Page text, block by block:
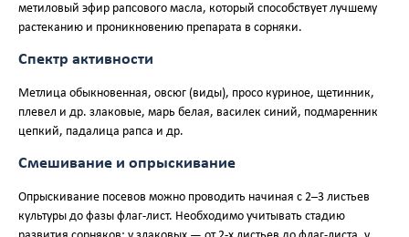
метиловый эфир рапсового масла, который способствует лучшему
растеканию и проникновению препарата в сорняки.
Спектр активности
Метлица обыкновенная, овсюг (виды), просо куриное, щетинник,
плевел и др. злаковые, марь белая, василек синий, подмаренник
цепкий, падалица рапса и др.
Смешивание и опрыскивание
Опрыскивание посевов можно проводить начиная с 2–3 листьев
культуры до фазы флаг-лист. Необходимо учитывать стадию